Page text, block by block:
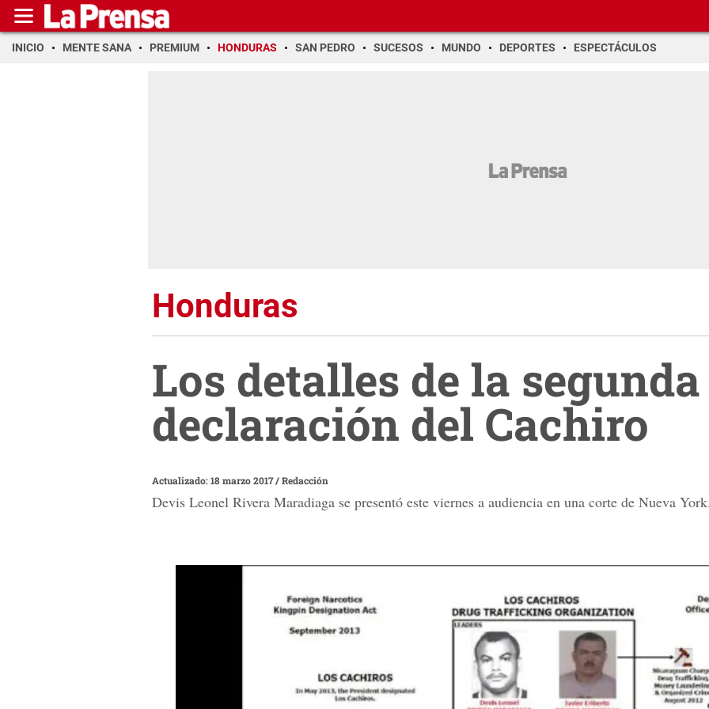
INICIO MENTE SANA PREMIUM HONDURAS SAN PEDRO SUCESOS MUNDO DEPORTES ESPECTÁCULOS
Honduras
Los detalles de la segunda
declaración del Cachiro
Actualizado: 18 marzo 2017/Redacción
Devis Leonel Rivera Maradiaga se presentó este viernes a audiencia en una corte de Nueva